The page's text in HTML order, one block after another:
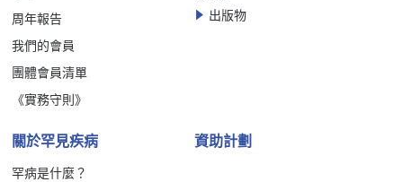
周年報告
我們的會員
團體會員清單
《實務守則》
出版物
關於罕見疾病
罕病是什麼？
資助計劃